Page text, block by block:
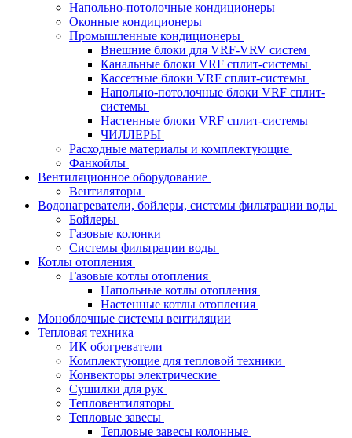
Напольно-потолочные кондиционеры
Оконные кондиционеры
Промышленные кондиционеры
Внешние блоки для VRF-VRV систем
Канальные блоки VRF сплит-системы
Кассетные блоки VRF сплит-системы
Напольно-потолочные блоки VRF сплит-
системы
Настенные блоки VRF сплит-системы
ЧИЛЛЕРЫ
Расходные материалы и комплектующие
Фанкойлы
Вентиляционное оборудование
Вентиляторы
Водонагреватели, бойлеры, системы фильтрации воды
Бойлеры
Газовые колонки
Системы фильтрации воды
Котлы отопления
Газовые котлы отопления
Напольные котлы отопления
Настенные котлы отопления
Моноблочные системы вентиляции
Тепловая техника
ИК обогреватели
Комплектующие для тепловой техники
Конвекторы электрические
Сушилки для рук
Тепловентиляторы
Тепловые завесы
Тепловые завесы колонные